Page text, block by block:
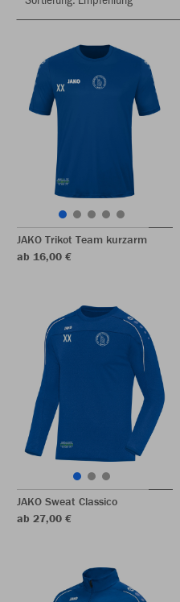
JAKO Trikot Team kurzarm
ab 16,00 €
JAKO Sweat Classico
ab 27,00 €